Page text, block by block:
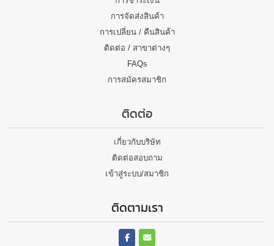
การจัดส่งสินค้า
การเปลี่ยน / คืนสินค้า
ติดต่อ / สาขาต่างๆ
FAQs
การสมัครสมาชิก
ติดต่อ
เกี่ยวกับบริษัท
ติดต่อสอบถาม
เข้าสู่ระบบ/สมาชิก
ติดตามเรา